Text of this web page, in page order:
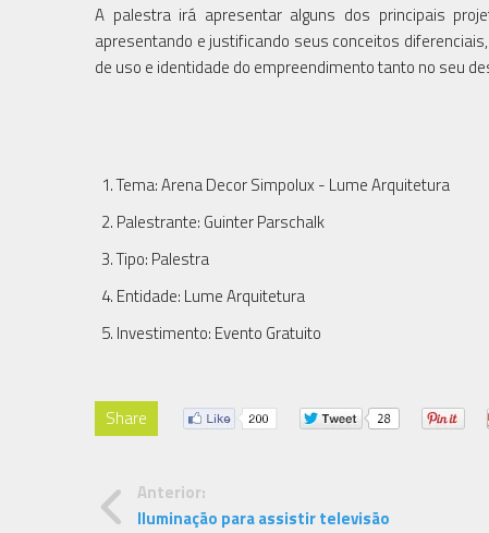
A palestra irá apresentar alguns dos principais
apresentando e justificando seus conceitos
de uso e identidade do empreendimento tanto no seu
Tema: Arena Decor Simpolux - Lume Arquitetura
Palestrante: Guinter Parschalk
Tipo: Palestra
Entidade: Lume Arquitetura
Investimento: Evento Gratuito
Share
Anterior:
Iluminação para assistir televisão